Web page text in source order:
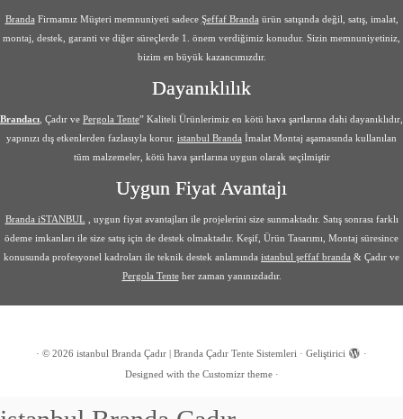
Branda Firmamız Müşteri memnuniyeti sadece Şeffaf Branda ürün satışında değil, satış, imalat,
montaj, destek, garanti ve diğer süreçlerde 1. önem verdiğimiz konudur. Sizin memnuniyetiniz,
bizim en büyük kazancımızdır.
Dayanıklılık
Brandacı , Çadır ve Pergola Tente” Kaliteli Ürünlerimiz en kötü hava şartlarına dahi dayanıklıdır,
yapınızı dış etkenlerden fazlasıyla korur. istanbul Branda İmalat Montaj aşamasında kullanılan
tüm malzemeler, kötü hava şartlarına uygun olarak seçilmiştir
Uygun Fiyat Avantajı
Branda iSTANBUL , uygun fiyat avantajları ile projelerini size sunmaktadır. Satış sonrası farklı
ödeme imkanları ile size satış için de destek olmaktadır. Keşif, Ürün Tasarımı, Montaj süresince
konusunda profesyonel kadroları ile teknik destek anlamında istanbul şeffaf branda & Çadır ve
Pergola Tenteher zaman yanınızdadır.
· © 2026 istanbul Branda Çadır | Branda Çadır Tente Sistemleri · Geliştirici
·
Designed with the Customizr theme·